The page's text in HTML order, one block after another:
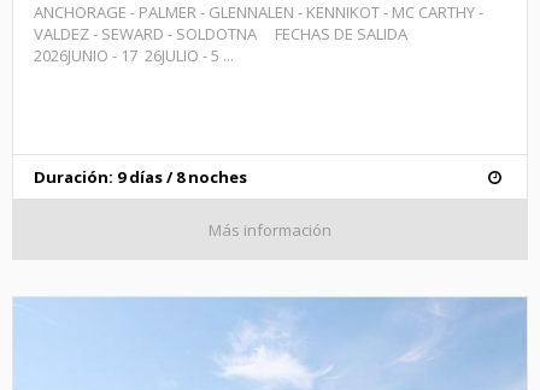
ANCHORAGE - PALMER - GLENNALEN - KENNIKOT - MC CARTHY -
VALDEZ - SEWARD - SOLDOTNA FECHAS DE SALIDA
2026JUNIO - 17 26JULIO - 5 ...
Duración: 9 días / 8 noches
Más información